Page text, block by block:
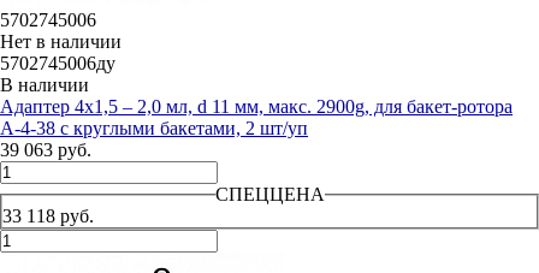
5702745006
Нет в наличии
5702745006ду
В наличии
Адаптер 4х1,5 – 2,0 мл, d 11 мм, макс. 2900g, для бакет-ротора
А-4-38 с круглыми бакетами, 2 шт/уп
39 063 руб.
СПЕЦЦЕНА
33 118 руб.